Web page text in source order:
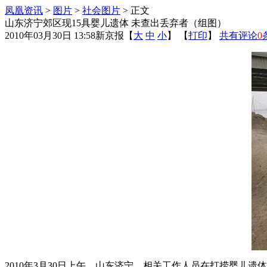
凤凰资讯 > 图片 > 社会图片 > 正文
山东济宁郊区现15具婴儿遗体 未查出丢弃者（组图）
2010年03月30日 13:58新京报 【 大 中 小】 【打印 】 共有评论0